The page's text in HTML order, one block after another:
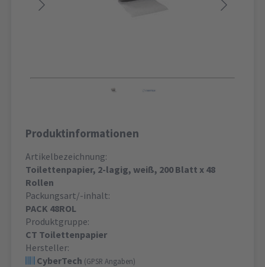
Produktinformationen
Artikelbezeichnung:
Toilettenpapier, 2-lagig, weiß, 200 Blatt x 48
Rollen
Packungsart/-inhalt:
PACK 48ROL
Produktgruppe:
CT Toilettenpapier
Hersteller:
CyberTech (GPSR Angaben)